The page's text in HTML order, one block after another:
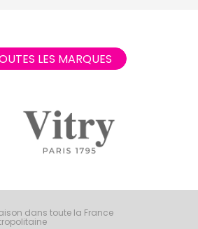
LES MARQUES
dans toute la France